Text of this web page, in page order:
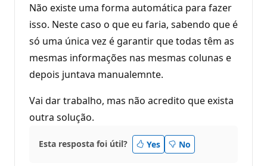
Não existe uma forma automática para fazer
isso. Neste caso o que eu faria, sabendo que é
só uma única vez é garantir que todas têm as
mesmas informações nas mesmas colunas e
depois juntava manualemnte.
Vai dar trabalho, mas não acredito que exista
outra solução.
Esta resposta foi útil? Yes No